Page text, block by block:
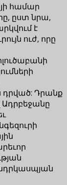
համար
ըստ նրա,
է
ուժ, որը
դրված: Դրանք
Ադրբեջանը